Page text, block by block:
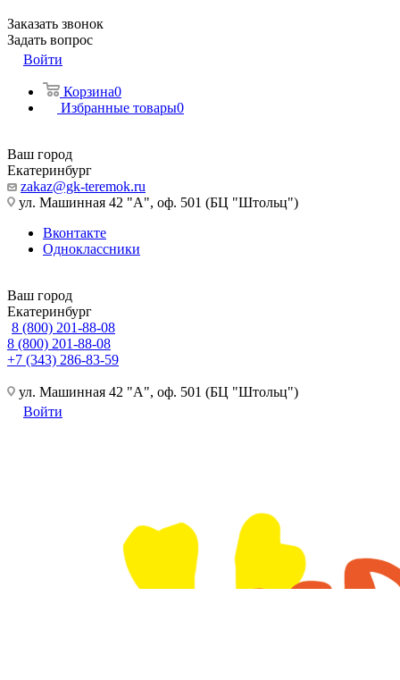
Заказать звонок
Задать вопрос
Войти
Корзина0
Избранные товары0
Ваш город
Екатеринбург
zakaz@gk-teremok.ru
ул. Машинная 42 "А", оф. 501 (БЦ "Штольц")
Вконтакте
Одноклассники
Ваш город
Екатеринбург
8 (800) 201-88-08
8 (800) 201-88-08
+7 (343) 286-83-59
ул. Машинная 42 "А", оф. 501 (БЦ "Штольц")
Войти